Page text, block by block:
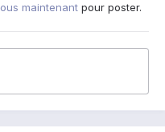
maintenant pour poster.